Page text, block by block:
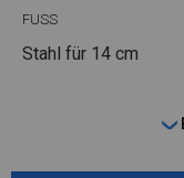
FUSS
Stahl für 14 cm